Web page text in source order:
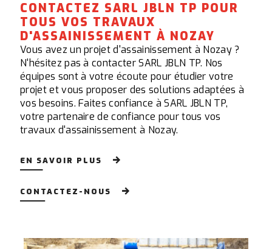
CONTACTEZ SARL JBLN TP POUR
TOUS VOS TRAVAUX
D'ASSAINISSEMENT À NOZAY
Vous avez un projet d'assainissement à Nozay ?
N'hésitez pas à contacter SARL JBLN TP. Nos
équipes sont à votre écoute pour étudier votre
projet et vous proposer des solutions adaptées à
vos besoins. Faites confiance à SARL JBLN TP,
votre partenaire de confiance pour tous vos
travaux d'assainissement à Nozay.
EN SAVOIR PLUS
CONTACTEZ-NOUS